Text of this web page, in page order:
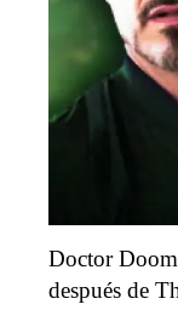
Doctor
después de